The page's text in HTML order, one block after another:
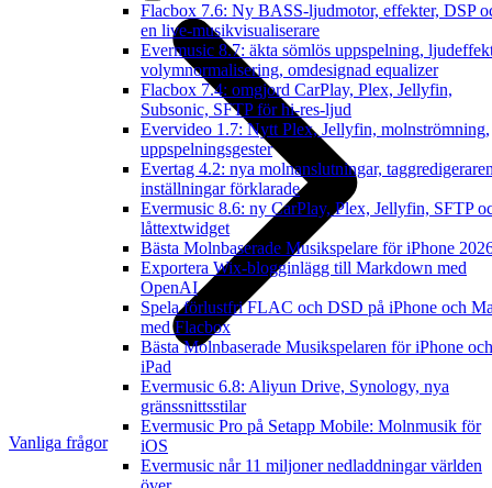
Flacbox 7.6: Ny BASS-ljudmotor, effekter, DSP
en live-musikvisualiserare
Evermusic 8.7: äkta sömlös uppspelning,
volymnormalisering, omdesignad equalizer
Flacbox 7.4: omgjord CarPlay, Plex, Jellyfin,
Subsonic, SFTP för hi-res-ljud
Evervideo 1.7: Nytt Plex, Jellyfin, molnströmning,
uppspelningsgester
Evertag 4.2: nya molnanslutningar,
inställningar förklarade
Evermusic 8.6: ny CarPlay, Plex, Jellyfin, SFTP
låttextwidget
Bästa Molnbaserade Musikspelare för iPhone
Exportera Wix-blogginlägg till Markdown med
OpenAI
Spela förlustfri FLAC och DSD på iPhone och
med Flacbox
Bästa Molnbaserade Musikspelaren för iPhone och
iPad
Evermusic 6.8: Aliyun Drive, Synology, nya
gränssnittsstilar
Evermusic Pro på Setapp Mobile: Molnmusik för
iOS
Evermusic når 11 miljoner nedladdningar världen
Vanliga frågor